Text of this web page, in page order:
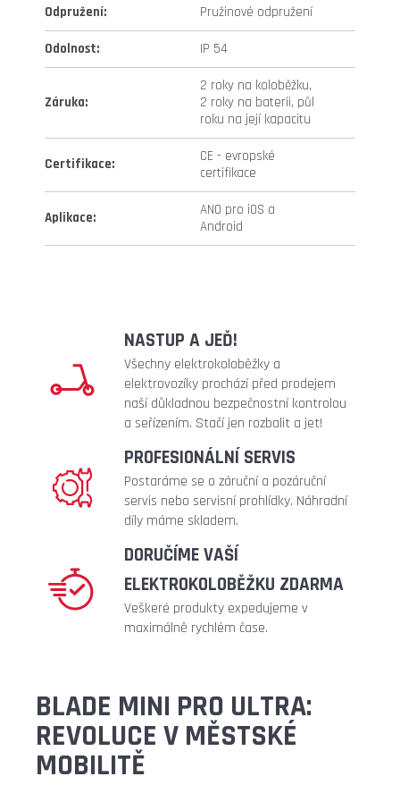
Odpružení: Pružinové odpružení
Odolnost: IP 54
Záruka:
2 roky na koloběžku,
2 roky na baterii, půl
roku na její kapacitu
Certifikace:
CE - evropské
certifikace
Aplikace:
ANO pro iOS a
Android
NASTUP A JEĎ!
Všechny elektrokoloběžky a
elektrovozíky prochází před prodejem
naší důkladnou bezpečnostní kontrolou
a seřízením. Stačí jen rozbalit a jet!
PROFESIONÁLNÍ SERVIS
Postaráme se o záruční a pozáruční
servis nebo servisní prohlídky. Náhradní
díly máme skladem.
DORUČÍME VAŠÍ
ELEKTROKOLOBĚŽKU ZDARMA
Veškeré produkty expedujeme v
maximálně rychlém čase.
BLADE MINI PRO ULTRA:
REVOLUCE V MĚSTSKÉ
MOBILITĚ